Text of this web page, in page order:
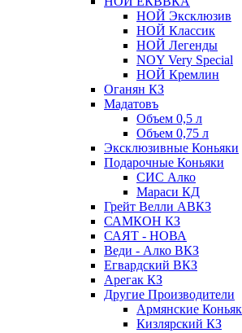
НОЙ Эксклюзив
НОЙ Классик
НОЙ Легенды
NOY Very Speсial
НОЙ Кремлин
Оганян КЗ
Мадатовъ
Объем 0,5 л
Объем 0,75 л
Эксклюзивные Коньяки
Подарочные Коньяки
СИС Алко
Мараси КД
Грейт Велли АВКЗ
САМКОН КЗ
САЯТ - НОВА
Веди - Алко ВКЗ
Егвардский ВКЗ
Арегак КЗ
Другие Производители
Армянские
Кизлярский КЗ